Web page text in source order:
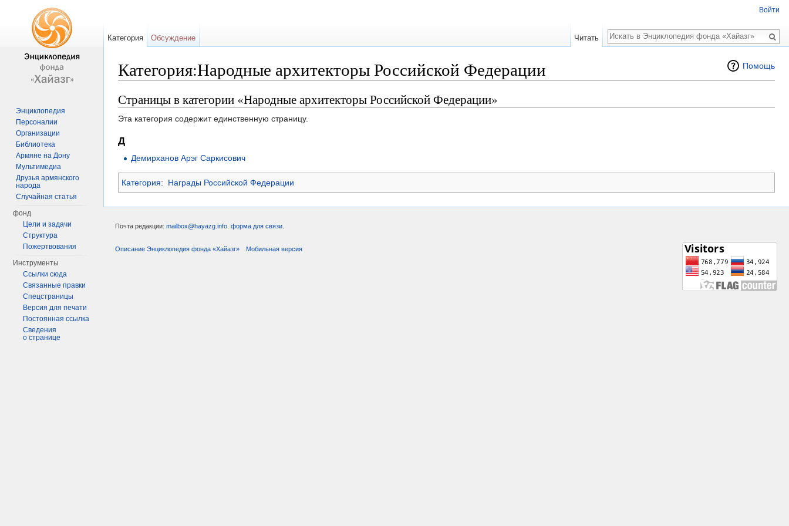
Помощь
Категория:Народные архитекторы Российской Федерации
Страницы в категории «Народные архитекторы Российской Федерации»
Эта категория содержит единственную страницу.
Д
Демирханов Арэг Саркисович
Категория: Награды Российской Федерации
Войти
Категория Обсуждение Читать
Поиск
Энциклопедия
Персоналии
Организации
Библиотека
Армяне на Дону
Мультимедиа
Друзья армянского
народа
Случайная статья
фонд
Цели и задачи
Структура
Пожертвования
Инструменты
Ссылки сюда
Связанные правки
Спецстраницы
Версия для печати
Постоянная ссылка
Сведения
о странице
Почта редакции: mailbox@hayazg.info форма для связи
Описание Энциклопедия фонда «Хайазг» Мобильная версия